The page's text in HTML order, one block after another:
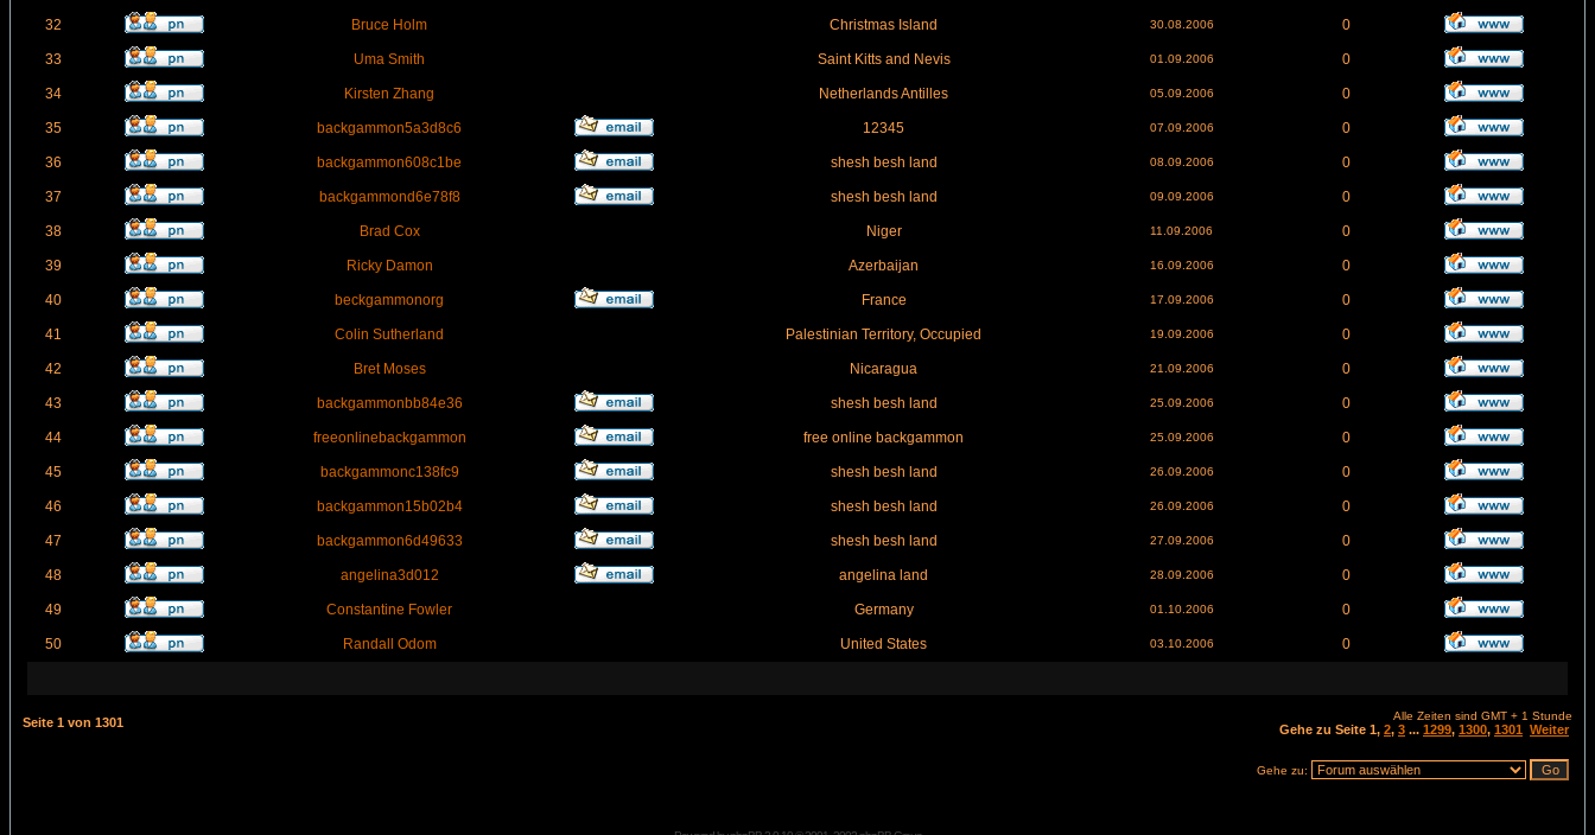
32 Bruce Holm Christmas Island 30.08.2006 0
33 Uma Smith Saint Kitts and Nevis 01.09.2006 0
34 Kirsten Zhang Netherlands Antilles 05.09.2006 0
35 backgammon5a3d8c6 12345 07.09.2006 0
36 backgammon608c1be shesh besh land 08.09.2006 0
37 backgammond6e78f8 shesh besh land 09.09.2006 0
38 Brad Cox Niger 11.09.2006 0
39 Ricky Damon Azerbaijan 16.09.2006 0
40 beckgammonorg France 17.09.2006 0
41 Colin Sutherland Palestinian Territory, Occupied 19.09.2006 0
42 Bret Moses Nicaragua 21.09.2006 0
43 backgammonbb84e36 shesh besh land 25.09.2006 0
44 freeonlinebackgammon free online backgammon 25.09.2006 0
45 backgammonc138fc9 shesh besh land 26.09.2006 0
46 backgammon15b02b4 shesh besh land 26.09.2006 0
47 backgammon6d49633 shesh besh land 27.09.2006 0
48 angelina3d012 angelina land 28.09.2006 0
49 Constantine Fowler Germany 01.10.2006 0
50 Randall Odom United States 03.10.2006 0
Seite 1 von 1301 Alle Zeiten sind GMT + 1 Stunde
Gehe zu Seite 1, 2, 3 ... 1299, 1300, 1301 Weiter
Gehe zu: